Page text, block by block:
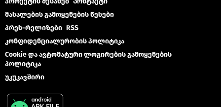
მასალების გამოყენების წესები
პრეს-რელიზები RSS
კონფიდენციალურობის პოლიტიკა
Cookie და ავტომატური ლოგირების გამოყენების
პოლიტიკა
უკუკავშირი